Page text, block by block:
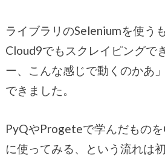
ライブラリのSeleniumを使う
Cloud9でもスクレイピングで
ー、こんな感じで動くのかあ
できました。
PyQやProgeteで学んだもの
に使ってみる、という流れは